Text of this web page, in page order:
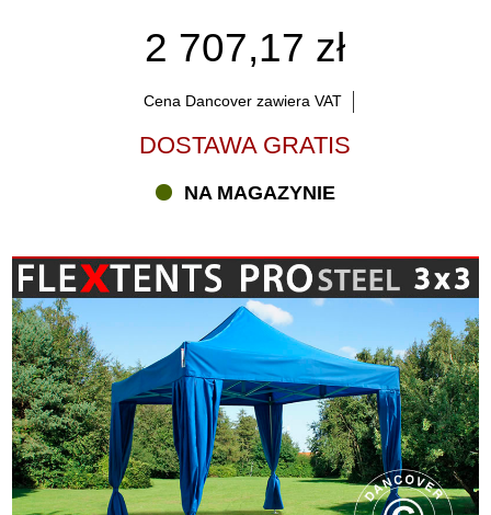
2 707,17 zł
Cena Dancover zawiera VAT
DOSTAWA GRATIS
NA MAGAZYNIE